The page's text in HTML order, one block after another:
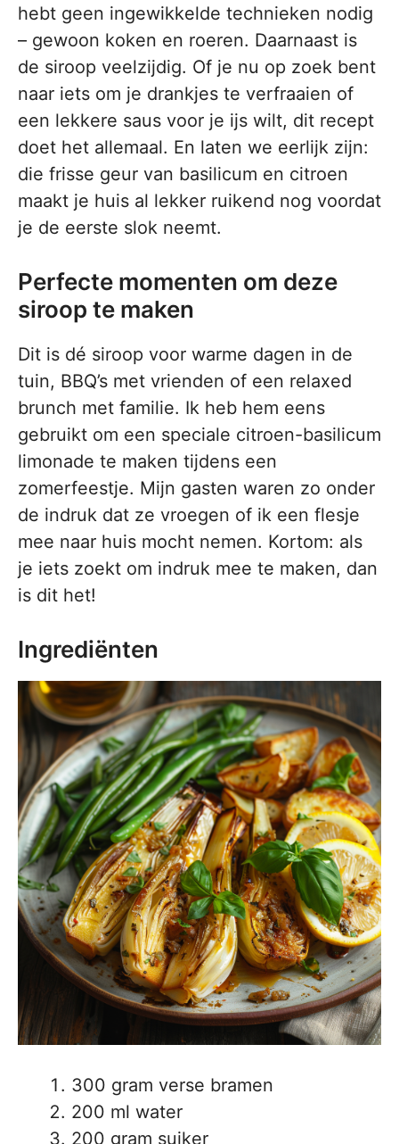
hebt geen ingewikkelde technieken nodig
– gewoon koken en roeren. Daarnaast is
de siroop veelzijdig. Of je nu op zoek bent
naar iets om je drankjes te verfraaien of
een lekkere saus voor je ijs wilt, dit recept
doet het allemaal. En laten we eerlijk zijn:
die frisse geur van basilicum en citroen
maakt je huis al lekker ruikend nog voordat
je de eerste slok neemt.
Perfecte momenten om deze
siroop te maken
Dit is dé siroop voor warme dagen in de
tuin, BBQ’s met vrienden of een relaxed
brunch met familie. Ik heb hem eens
gebruikt om een speciale citroen-basilicum
limonade te maken tijdens een
zomerfeestje. Mijn gasten waren zo onder
de indruk dat ze vroegen of ik een flesje
mee naar huis mocht nemen. Kortom: als
je iets zoekt om indruk mee te maken, dan
is dit het!
Ingrediënten
300 gram verse bramen
200 ml water
200 gram suiker